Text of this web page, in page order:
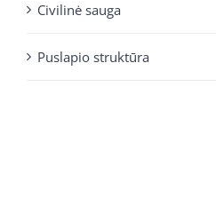
Civilinė sauga
Puslapio struktūra